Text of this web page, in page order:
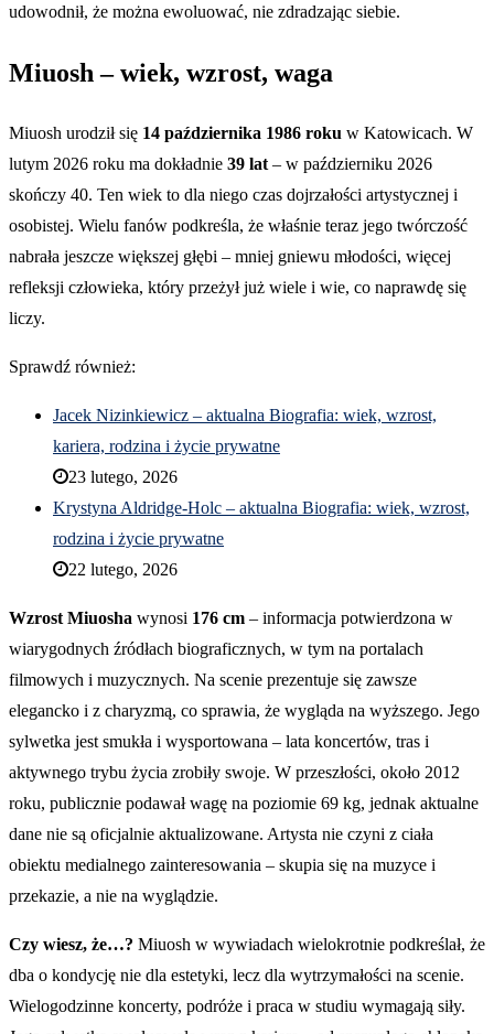
udowodnił, że można ewoluować, nie zdradzając siebie.
Miuosh – wiek, wzrost, waga
Miuosh urodził się 14 października 1986 roku w Katowicach. W
lutym 2026 roku ma dokładnie 39 lat– w październiku 2026
skończy 40. Ten wiek to dla niego czas dojrzałości artystycznej i
osobistej. Wielu fanów podkreśla, że właśnie teraz jego twórczość
nabrała jeszcze większej głębi – mniej gniewu młodości, więcej
refleksji człowieka, który przeżył już wiele i wie, co naprawdę się
liczy.
Sprawdź również:
Jacek Nizinkiewicz – aktualna Biografia: wiek, wzrost,
kariera, rodzina i życie prywatne
23 lutego, 2026
Krystyna Aldridge-Holc – aktualna Biografia: wiek, wzrost,
rodzina i życie prywatne
22 lutego, 2026
Wzrost Miuosha wynosi 176 cm – informacja potwierdzona w
wiarygodnych źródłach biograficznych, w tym na portalach
filmowych i muzycznych. Na scenie prezentuje się zawsze
elegancko i z charyzmą, co sprawia, że wygląda na wyższego. Jego
sylwetka jest smukła i wysportowana – lata koncertów, tras i
aktywnego trybu życia zrobiły swoje. W przeszłości, około 2012
roku, publicznie podawał wagę na poziomie 69 kg, jednak aktualne
dane nie są oficjalnie aktualizowane. Artysta nie czyni z ciała
obiektu medialnego zainteresowania – skupia się na muzyce i
przekazie, a nie na wyglądzie.
Czy wiesz, że…? Miuosh w wywiadach wielokrotnie podkreślał, że
dba o kondycję nie dla estetyki, lecz dla wytrzymałości na scenie.
Wielogodzinne koncerty, podróże i praca w studiu wymagają siły.